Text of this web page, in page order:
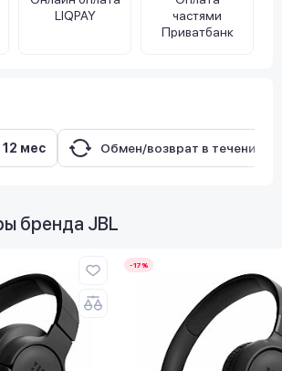
LIQPAY
частями
Приватбанк
12 мес Обмен/возврат в течение
бренда JBL
-17%